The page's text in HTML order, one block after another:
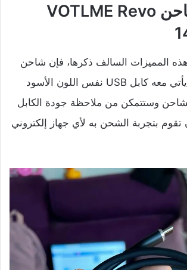
ملحقات شاحن VOTLME Revo
المميزات السالف ذكرها، فإن شاحن
VOLTME Revo يأتي معه كابل USB نفس اللون الأسود
وستتمكن من ملاحظة جودة الكابل
تقوم بتجربة الشحن به لأي جهاز إلكتروني